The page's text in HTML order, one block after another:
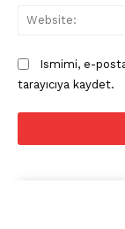
Ismimi, e-
tarayıcıya kaydet.